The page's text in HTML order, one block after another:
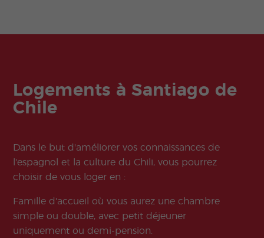
Logements à Santiago de
Chile
Dans le but d'améliorer vos connaissances de
l'espagnol et la culture du Chili, vous pourrez
choisir de vous loger en :
Famille d'accueil où vous aurez une chambre
simple ou double, avec petit déjeuner
uniquement ou demi-pension.